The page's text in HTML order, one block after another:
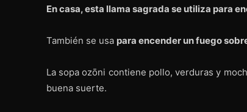
En casa, esta llama sagrada se utiliza para
También se usa para encender un fuego
La sopa ozōni contiene pollo, verduras y
buena suerte.